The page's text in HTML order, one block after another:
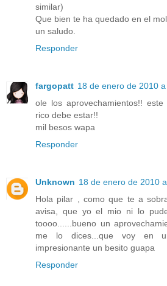
similar)
Que bien te ha quedado en el
un saludo.
Responder
fargopatt 18 de enero de 2010
ole los aprovechamientos!!
rico debe estar!!
mil besos wapa
Responder
Unknown 18 de enero de 2010
Hola pilar , como que te a
avisa, que yo el mio ni lo
toooo......bueno un
me lo dices...que voy en
impresionante un besito guapa
Responder